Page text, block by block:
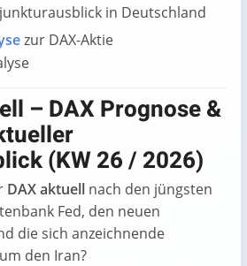
in Deutschland
zur DAX-Aktie
– DAX Prognose &
(KW 26 / 2026)
DAX aktuell nach den jüngsten
Fed, den neuen
die sich anzeichnende
den Iran?